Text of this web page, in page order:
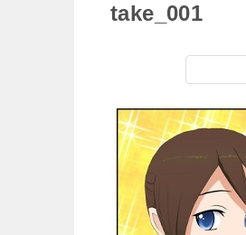
take_001